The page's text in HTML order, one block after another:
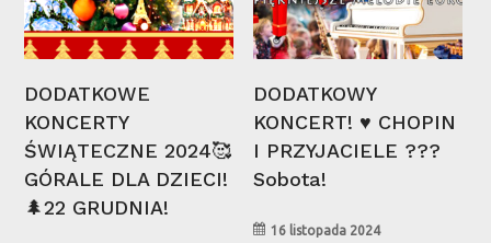
DODATKOWE
KONCERTY
ŚWIĄTECZNE 2024🥰
GÓRALE DLA DZIECI!
🌲22 GRUDNIA!
DODATKOWY
KONCERT! ♥ CHOPIN
I PRZYJACIELE ???
Sobota!
16 listopada 2024